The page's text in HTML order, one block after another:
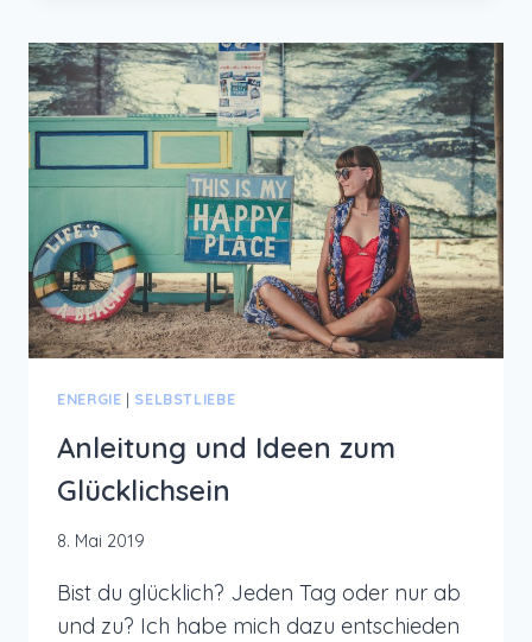
ENTSPANNT
IN
DEN
TAG
ENERGIE | SELBSTLIEBE
Anleitung und Ideen zum
Glücklichsein
8. Mai 2019
Bist du glücklich? Jeden Tag oder nur ab
und zu? Ich habe mich dazu entschieden